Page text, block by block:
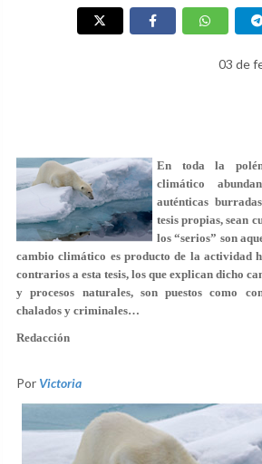
03 de
En toda la
climático
auténticas
tesis propias, sean
los “serios” son
cambio climático es producto de la actividad
contrarios a esta tesis, los que explican dicho
y procesos naturales, son puestos como
chalados y criminales…
Redacción
Por Victoria